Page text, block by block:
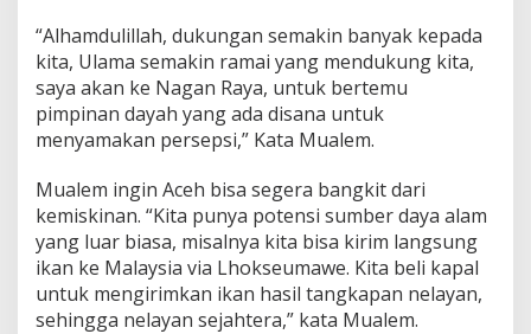
“Alhamdulillah, dukungan semakin banyak kepada
kita, Ulama semakin ramai yang mendukung kita,
saya akan ke Nagan Raya, untuk bertemu
pimpinan dayah yang ada disana untuk
menyamakan persepsi,” Kata Mualem.
Mualem ingin Aceh bisa segera bangkit dari
kemiskinan. “Kita punya potensi sumber daya alam
yang luar biasa, misalnya kita bisa kirim langsung
ikan ke Malaysia via Lhokseumawe. Kita beli kapal
untuk mengirimkan ikan hasil tangkapan nelayan,
sehingga nelayan sejahtera,” kata Mualem.